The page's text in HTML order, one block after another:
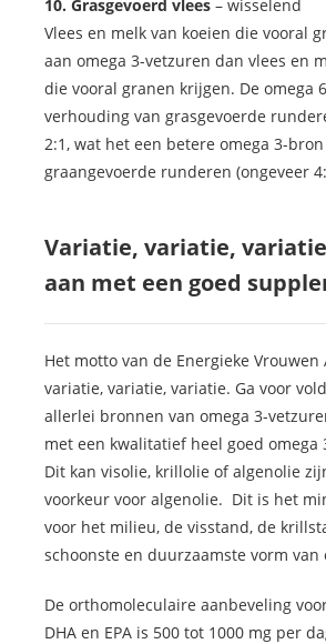
10. Grasgevoerd vlees – wisselend
Vlees en melk van koeien die vooral
aan omega 3-vetzuren dan vlees en
die vooral granen krijgen. De omega
verhouding van grasgevoerde
2:1, wat het een betere omega 3-
graangevoerde runderen (ongeveer
Variatie, variatie,
aan met een goed
Het motto van de Energieke Vrouwen
variatie, variatie, variatie. Ga voor
allerlei bronnen van omega 3-
met een kwalitatief heel goed omega
Dit kan visolie, krillolie of algenolie
voorkeur voor algenolie. Dit is het
voor het milieu, de visstand, de
schoonste en duurzaamste vorm van
De orthomoleculaire aanbeveling
DHA en EPA is 500 tot 1000 mg per